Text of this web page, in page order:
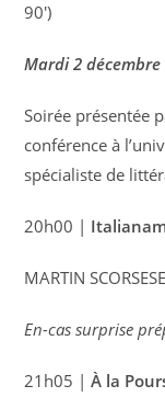
90′)
Mardi 2
Soirée présentée
conférence à
spécialiste de
20h00 |
MARTIN
En-cas surprise
21h05 |À la